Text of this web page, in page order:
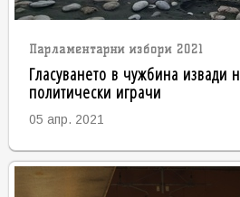
Парламентарни избори 2021
Гласуването в чужбина
политически играчи
05 апр. 2021